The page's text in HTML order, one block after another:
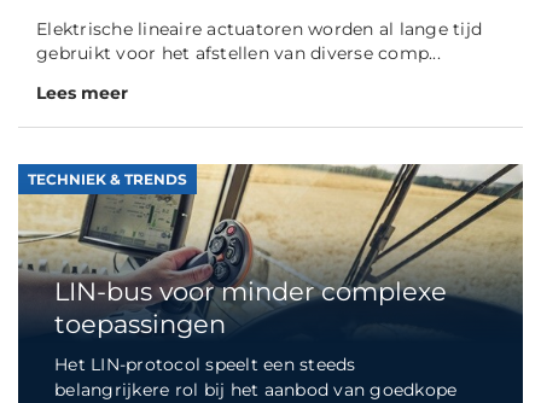
Elektrische lineaire actuatoren worden al lange tijd
gebruikt voor het afstellen van diverse comp...
Lees meer
TECHNIEK & TRENDS
LIN-bus voor minder complexe
toepassingen
Het LIN-protocol speelt een steeds
belangrijkere rol bij het aanbod van goedkope